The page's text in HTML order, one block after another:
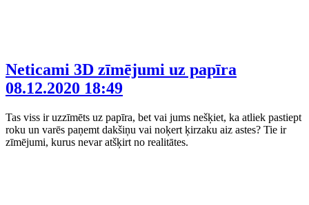
Neticami 3D zīmējumi uz papīra
08.12.2020 18:49
Tas viss ir uzzīmēts uz papīra, bet vai jums nešķiet, ka atliek pastiept
roku un varēs paņemt dakšiņu vai noķert ķirzaku aiz astes? Tie ir
zīmējumi, kurus nevar atšķirt no realitātes.